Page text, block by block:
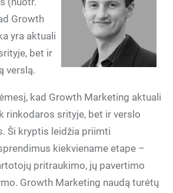
Growth
yra aktuali
bet ir
verslą.
kad Growth Marketing aktuali
rinkodaros srityje, bet ir verslo
Ši kryptis leidžia priimti
kiekviename etape –
pritraukimo, jų pavertimo
Growth Marketing naudą turėtų